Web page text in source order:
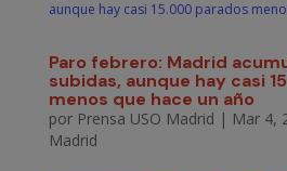
Paro febrero: Madrid
subidas, aunque hay casi
menos que hace un año
por Prensa USO Madrid | Mar 4,
Madrid